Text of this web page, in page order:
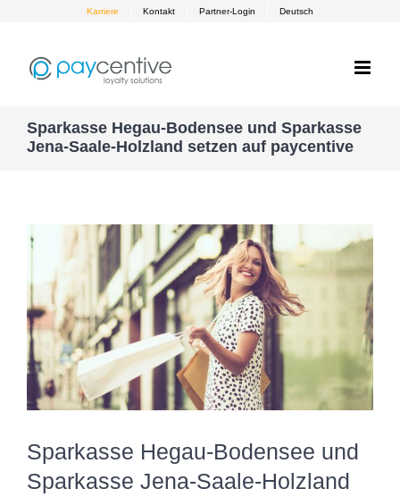
content
Karriere Kontakt Partner-Login Deutsch
Sparkasse Hegau-Bodensee und Sparkasse
Jena-Saale-Holzland setzen auf paycentive
Zeige
grösseres
Bild
Sparkasse Hegau-Bodensee und
Sparkasse Jena-Saale-Holzland